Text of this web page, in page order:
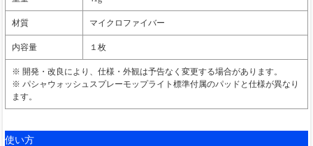
材質 マイクロファイバー
内容量 １枚
※ 開発・改良により、仕様・外観は予告なく変更する場合があります。
※ パシャウォッシュスプレーモップライト標準付属のパッドと仕様が異なり
ます。
使い方